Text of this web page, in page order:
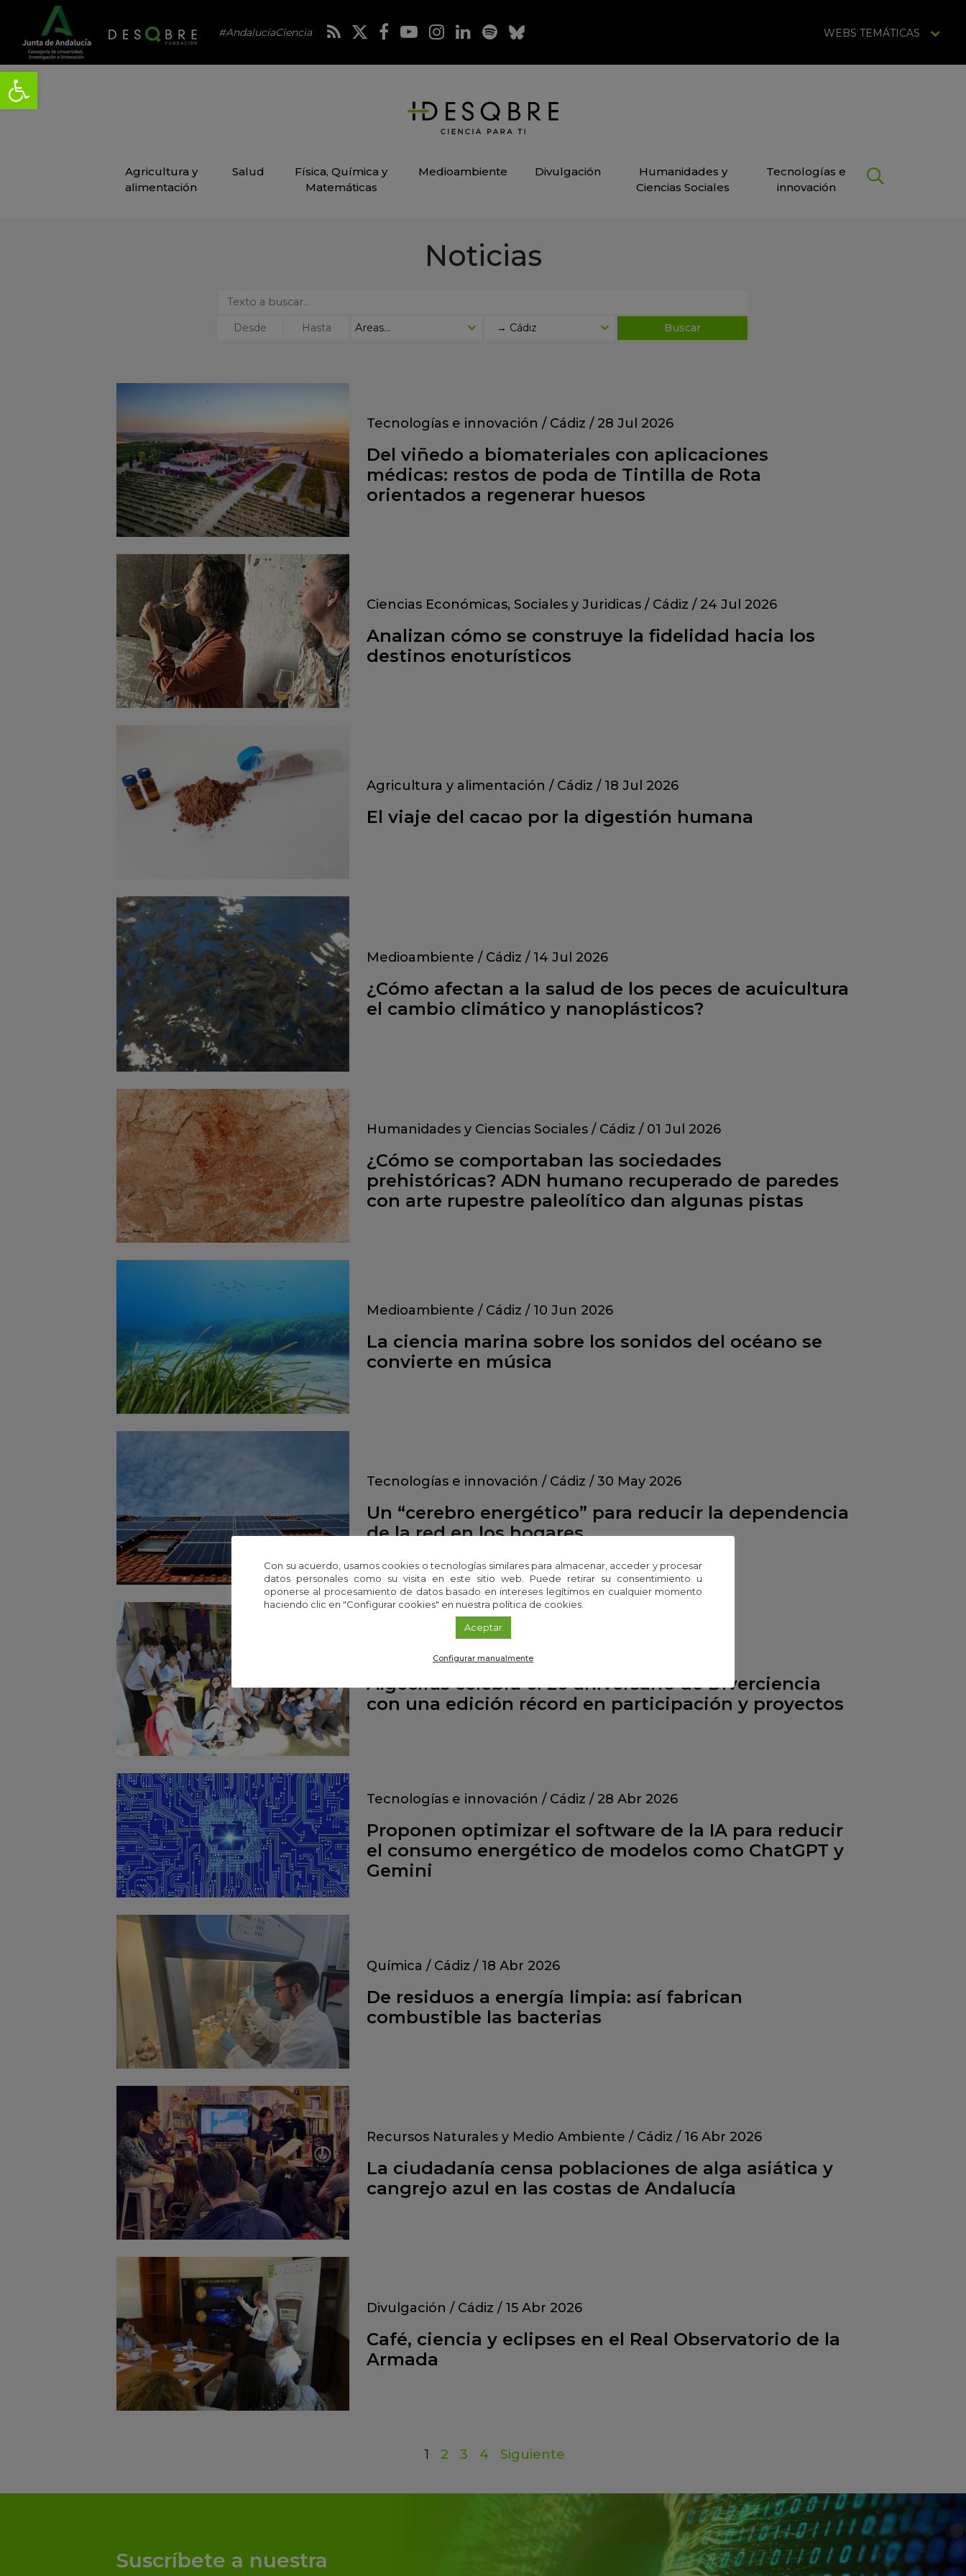
#AndalucíaCiencia WEBS TEMÁTICAS
Agricultura y
alimentación
Salud
Física, Química y
Matemáticas
Medioambiente Divulgación
Humanidades y
Ciencias Sociales
Tecnologías e
innovación
Noticias
Tecnologías e innovación / Cádiz / 28 Jul 2026
Del viñedo a biomateriales con aplicaciones
médicas: restos de poda de Tintilla de Rota
orientados a regenerar huesos
Ciencias Económicas, Sociales y Juridicas/ Cádiz / 24 Jul 2026
Analizan cómo se construye la fidelidad hacia los
destinos enoturísticos
Agricultura y alimentación / Cádiz / 18 Jul 2026
El viaje del cacao por la digestión humana
Medioambiente / Cádiz / 14 Jul 2026
¿Cómo afectan a la salud de los peces de acuicultura
el cambio climático y nanoplásticos?
Humanidades y Ciencias Sociales/ Cádiz / 01 Jul 2026
¿Cómo se comportaban las sociedades
prehistóricas? ADN humano recuperado de paredes
con arte rupestre paleolítico dan algunas pistas
Medioambiente / Cádiz / 10 Jun 2026
La ciencia marina sobre los sonidos del océano se
convierte en música
Tecnologías e innovación / Cádiz /30 May 2026
Un “cerebro energético” para reducir la dependencia
de la red en los hogares
Divulgación/Cádiz/07 May 2026
Algeciras celebra el 20 aniversario de Diverciencia
con una edición récord en participación y proyectos
Tecnologías e innovación / Cádiz / 28 Abr 2026
Proponen optimizar el software de la IA para reducir
el consumo energético de modelos como ChatGPT y
Gemini
Química / Cádiz / 18 Abr 2026
De residuos a energía limpia: así fabrican
combustible las bacterias
Recursos Naturales y Medio Ambiente / Cádiz / 16 Abr 2026
La ciudadanía censa poblaciones de alga asiática y
cangrejo azul en las costas de Andalucía
Divulgación / Cádiz / 15 Abr 2026
Café, ciencia y eclipses en el Real Observatorio de la
Armada
1 2 3 4 Siguiente
Suscríbete a nuestra
Con su acuerdo, usamos cookies o tecnologías similares para almacenar, acceder y procesar
datos personales como su visita en este sitio web. Puede retirar su consentimiento u
oponerse al procesamiento de datos basado en intereses legítimos en cualquier momento
haciendo clic en "Configurar cookies" en nuestra política de cookies.
Aceptar
Configurar manualmente